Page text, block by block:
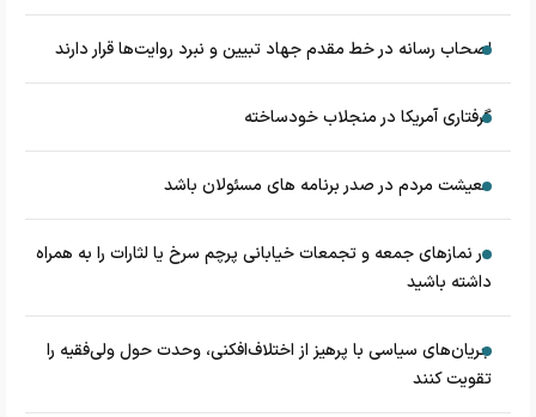
اصحاب رسانه در خط مقدم جهاد تبیین و نبرد روایت‌ها قرار دارند
گرفتاری آمریکا در منجلاب خودساخته
معیشت مردم در صدر برنامه های مسئولان باشد
در نماز‌های جمعه و تجمعات خیابانی پرچم سرخ یا لثارات را به همراه
داشته باشید
جریان‌های سیاسی با پرهیز از اختلاف‌افکنی، وحدت حول ولی‌فقیه را
تقویت کنند